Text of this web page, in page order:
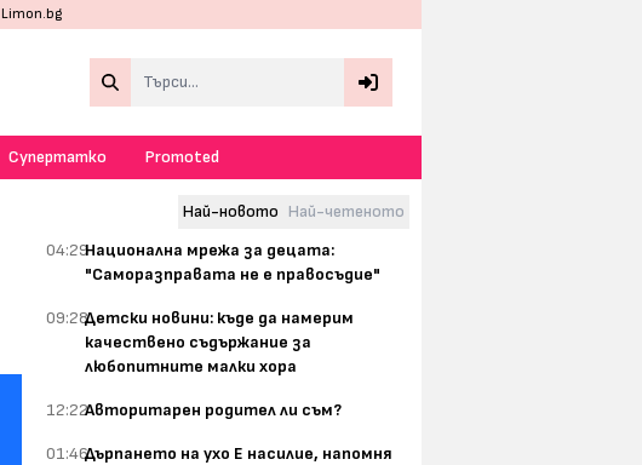
Limon.bg
Супертатко Promoted
Най-новото Най-четеното
04:29Национална мрежа за децата:
"Саморазправата не е правосъдие"
09:28Детски новини: къде да намерим
качествено съдържание за
любопитните малки хора
12:22Авторитарен родител ли съм?
01:46Дърпането на ухо Е насилие, напомня